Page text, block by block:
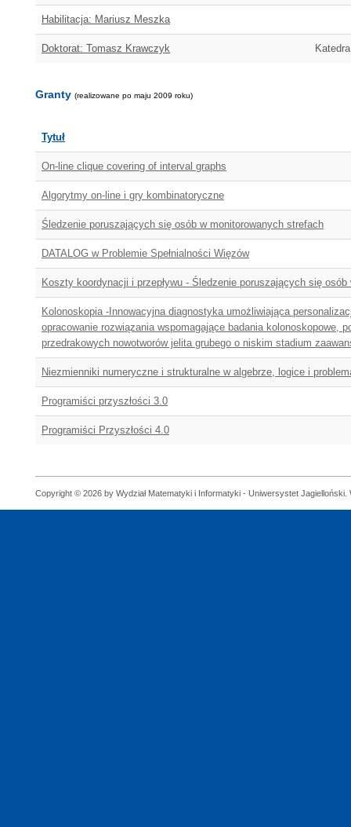
Habilitacja: Mariusz Meszka
Doktorat: Tomasz Krawczyk
Granty (realizowane po maju 2009 roku)
Tytuł
On-line clique covering of interval graphs
Algorytmy on-line i gry kombinatoryczne
Śledzenie poruszających się osób w monitorowanych strefach
DATALOG w Problemie Spełnialności Więzów
Koszty koordynacji i przepływu - Śledzenie poruszających się
Kolonoskopia -Innowacyjna diagnostyka umożliwiająca
opracowanie rozwiązania wspomagające badania kolonoskopowe,
przedrakowych nowotworów jelita grubego o niskim stadium
Niezmienniki numeryczne i strukturalne w algebrze, logice i
Programiści przyszłości 3.0
Programiści Przyszłości 4.0
Copyright © 2026 by Wydział Matematyki i Informatyki - Uniwersystet